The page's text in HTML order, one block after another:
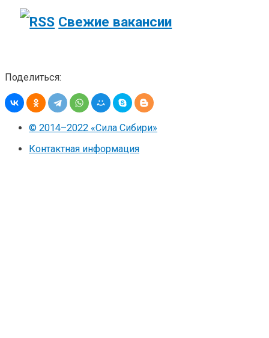
Свежие вакансии
Поделиться:
© 2014–2022 «Сила Сибири»
Контактная информация